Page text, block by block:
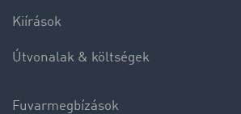
Kiírások
Útvonalak & költségek
Fuvarmegbízások